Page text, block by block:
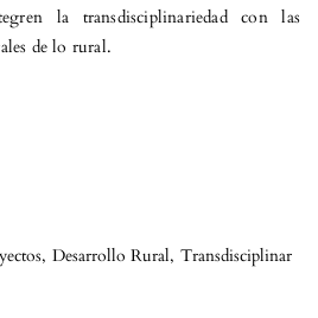
, Desarrollo Rural, Transdisciplinar
la transdisciplinariedad con las
de lo rural.